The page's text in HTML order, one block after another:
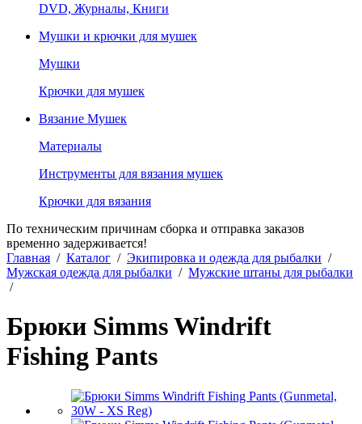
DVD, Журналы, Книги
Мушки и крючки для мушек
Мушки
Крючки для мушек
Вязание Мушек
Материалы
Инструменты для вязания мушек
Крючки для вязания
По техническим причинам сборка и отправка заказов
временно задерживается!
Главная / Каталог / Экипировка и одежда для рыбалки /
Мужская одежда для рыбалки / Мужские штаны для рыбалки
/
Брюки Simms Windrift
Fishing Pants